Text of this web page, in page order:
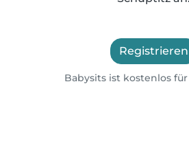
Registrieren
Babysits ist kostenlos